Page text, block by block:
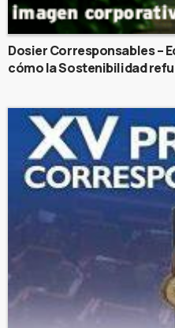
Dosier Corresponsables –
cómo la Sostenibilidad